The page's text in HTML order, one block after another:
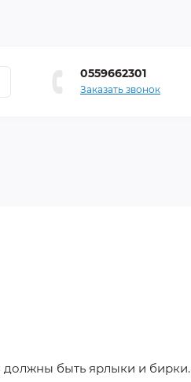
0559662301
Заказать звонок
должны быть ярлыки и бирки.